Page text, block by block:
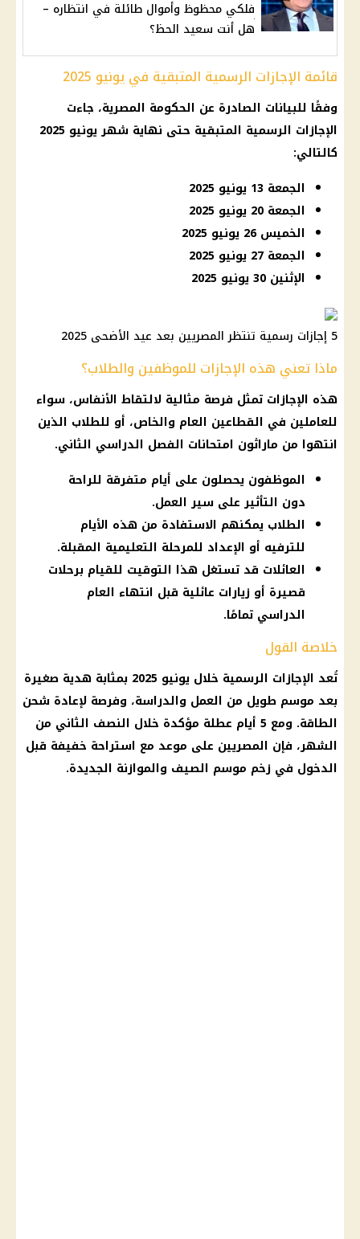
فلكي محظوظ وأموال طائلة في انتظاره –
هل أنت سعيد الحظ؟
قائمة الإجازات الرسمية المتبقية في يونيو 2025
وفقًا للبيانات الصادرة عن الحكومة المصرية، جاءت
الإجازات الرسمية المتبقية حتى نهاية شهريونيو 2025
كالتالي:
الجمعة 13 يونيو 2025
الجمعة 20 يونيو 2025
الخميس 26 يونيو 2025
الجمعة 27 يونيو 2025
الإثنين 30 يونيو 2025
5 إجازات رسمية تنتظر المصريين بعد عيد الأضحى 2025
ماذا تعني هذه الإجازات للموظفين والطلاب؟
هذه الإجازات تمثل فرصة مثالية لالتقاط الأنفاس، سواء
للعاملين في القطاعين العام والخاص، أو للطلاب الذين
انتهوا من ماراثون امتحانات الفصل الدراسي الثاني.
الموظفون يحصلون على أيام متفرقة للراحة
دون التأثير على سير العمل.
الطلاب يمكنهم الاستفادة من هذه الأيام
للترفيه أو الإعداد للمرحلة التعليمية المقبلة.
العائلات قد تستغل هذا التوقيت للقيام برحلات
قصيرة أو زيارات عائلية قبل انتهاء العام
الدراسي تمامًا.
خلاصة القول
تُعد الإجازات الرسمية خلال يونيو 2025
بمثابة هدية صغيرة
بعد موسم طويل من العمل والدراسة، وفرصة لإعادة شحن
الطاقة. ومع 5 أيام عطلة مؤكدة خلال النصف الثاني من
الشهر، فإن المصريين على موعد مع استراحة خفيفة قبل
الدخول في زخم موسم الصيف والموازنة الجديدة.